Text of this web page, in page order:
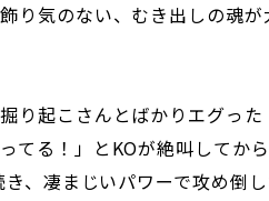
り気のない、むき出しの魂
り起こさんとばかりエグっ
てる！」とKOが絶叫してか
き、凄まじいパワーで攻め倒